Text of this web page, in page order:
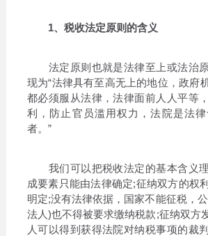
1、税收法定原则的含义
法定原则也就是法律至上或法治
现为“法律具有至高无上的地位，政府
都必须服从法律，法律面前人人平等
利，防止官员滥用权力，法院是法律
者。”
我们可以把税收法定的基本含义理
成要素只能由法律确定;征纳双方的权
明定;没有法律依据，国家不能征税，
法人)也不得被要求缴纳税款;征纳双方
人可以得到获得法院对纳税事项的裁